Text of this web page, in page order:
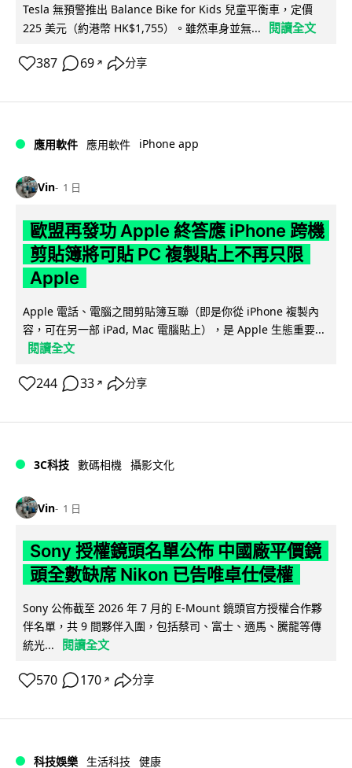
Tesla 無預警推出 Balance Bike for Kids 兒童平衡車，定價
225 美元（約港幣 HK$1,755）。雖然車身並無...
閱讀全文
387 69 ↗ 分享
應用軟件 應用軟件 iPhone app
Vin 1 日
歐盟再發功 Apple 終答應 iPhone 跨機
剪貼簿將可貼 PC 複製貼上不再只限
Apple
Apple 電話、電腦之間剪貼簿互聯（即是你從 iPhone 複製內
容，可在另一部 iPad, Mac 電腦貼上），是 Apple 生態重要...
閱讀全文
244 33 ↗ 分享
3C科技 數碼相機 攝影文化
Vin 1 日
Sony 授權鏡頭名單公佈 中國廠平價鏡
頭全數缺席 Nikon 已告唯卓仕侵權
Sony 公佈截至 2026 年 7 月的 E-Mount 鏡頭官方授權合作夥
伴名單，共 9 間夥伴入圍，包括蔡司、富士、適馬、騰龍等傳
統光...
閱讀全文
570 170 ↗ 分享
科技娛樂 生活科技 健康